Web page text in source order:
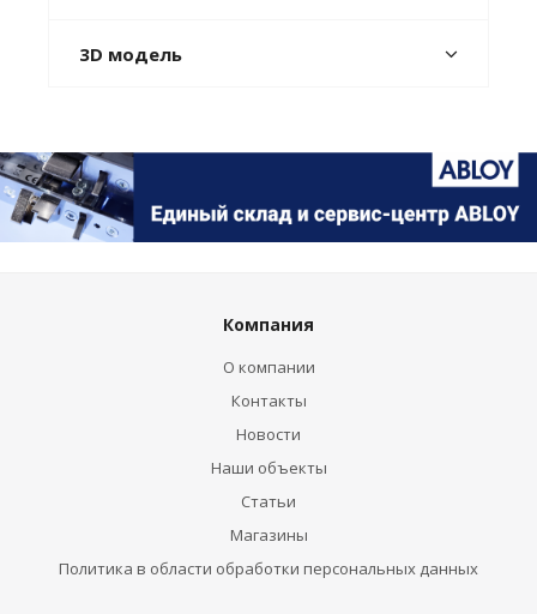
3D модель
Компания
О компании
Контакты
Новости
Наши объекты
Статьи
Магазины
Политика в области обработки персональных данных